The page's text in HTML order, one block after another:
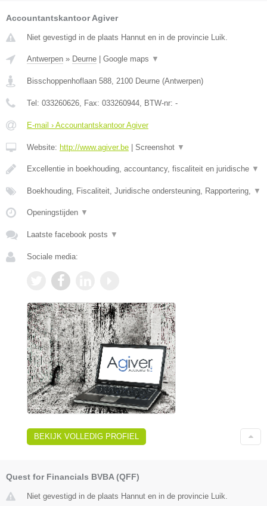
Accountantskantoor Agiver
Niet gevestigd in de plaats Hannut en in de provincie Luik.
Antwerpen » Deurne Google maps ▼
Bisschoppenhoflaan 588 2100 Deurne (Antwerpen)
Tel: 033260626 , Fax: 033260944 , BTW-nr: -
E-mail › Accountantskantoor Agiver
Website: http://www.agiver.be Screenshot ▼
Excellentie in boekhouding, accountancy, fiscaliteit en juridische ▼
Boekhouding, Fiscaliteit, Juridische ondersteuning, Rapportering, ▼
Openingstijden ▼
Laatste facebook posts ▼
Sociale media:
BEKIJK VOLLEDIG PROFIEL
Quest for Financials BVBA (QFF)
Niet gevestigd in de plaats Hannut en in de provincie Luik.